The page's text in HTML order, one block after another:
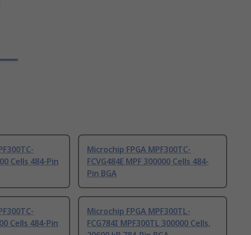
Cells 484-Pin
Microchip FPGA MPF300TC-
FCVG484E MPF 300000 Cells 484-
Pin BGA
Cells 484-Pin
Microchip FPGA MPF300TL-
FCG784I MPF300TL 300000 Cells,